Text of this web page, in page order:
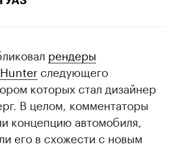
рендеры
следующего
которых стал дизайнер
В целом, комментаторы
концепцию автомобиля,
его в схожести с новым